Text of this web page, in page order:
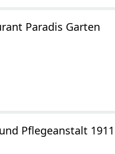
Paradis Garten
Pflegeanstalt 1911